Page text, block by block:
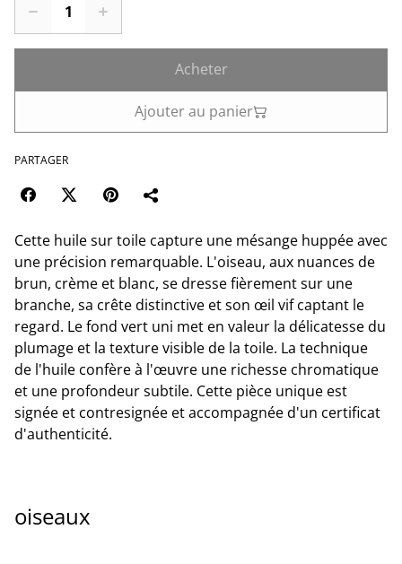
Acheter
Ajouter au panier
PARTAGER
Cette huile sur toile capture une mésange huppée avec
une précision remarquable. L'oiseau, aux nuances de
brun, crème et blanc, se dresse fièrement sur une
branche, sa crête distinctive et son œil vif captant le
regard. Le fond vert uni met en valeur la délicatesse du
plumage et la texture visible de la toile. La technique
de l'huile confère à l'œuvre une richesse chromatique
et une profondeur subtile. Cette pièce unique est
signée et contresignée et accompagnée d'un certificat
d'authenticité.
oiseaux